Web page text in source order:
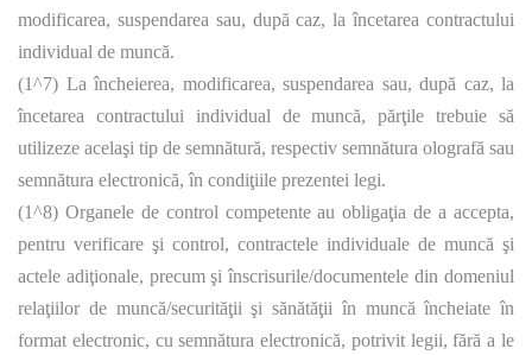
modificarea, suspendarea sau, după caz, la încetarea contractului
individual de muncă.
(1^7) La încheierea, modificarea, suspendarea sau, după caz, la
încetarea contractului individual de muncă, părţile trebuie să
utilizeze acelaşi tip de semnătură, respectiv semnătura olografă sau
semnătura electronică, în condiţiile prezentei legi.
(1^8) Organele de control competente au obligaţia de a accepta,
pentru verificare şi control, contractele individuale de muncă şi
actele adiţionale, precum şi înscrisurile/documentele din domeniul
relaţiilor de muncă/securităţii şi sănătăţii în muncă încheiate în
format electronic, cu semnătura electronică, potrivit legii, fără a le